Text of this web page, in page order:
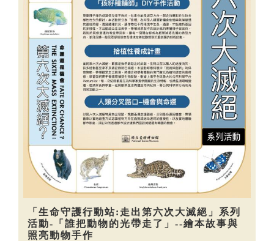
「生命守護行動站:走出第六次大滅絕」系列
活動-「誰把動物的光帶走了」--繪本故事與
照亮動物手作